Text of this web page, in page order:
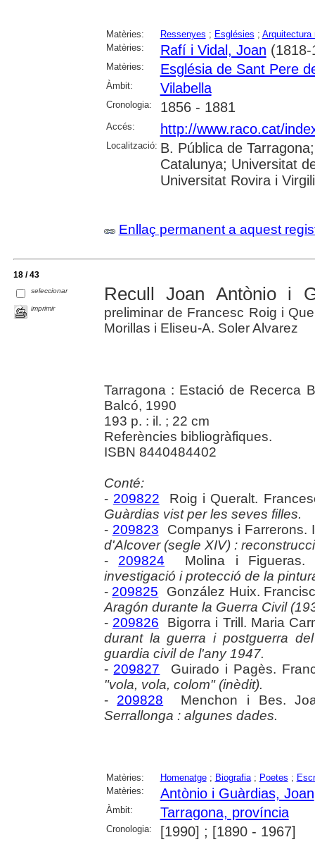
Matèries: Ressenyes ; Esglésies ; Arquitectura
Matèries:
Rafí i Vidal, Joan (1818-
Matèries: Església de Sant Pere
Àmbit: Vilabella
Cronologia: 1856 - 1881
Accés: http://www.raco.cat/
Localització: B. Pública de
Catalunya; Universitat
Universitat Rovira i
Enllaç permanent a aquest
18 / 43
seleccionar
imprimir
Recull Joan Antònio i
preliminar de Francesc Roig i
Morillas i Eliseu-A. Soler Alvarez
Tarragona : Estació de Recerca
Balcó, 1990
193 p. : il. ; 22 cm
Referències bibliogràfiques.
ISBN 8440484402
Conté:
- 209822 Roig i Queralt.
Guàrdias vist per les seves filles.
- 209823 Companys i Farrerons.
d'Alcover (segle XIV) :
- 209824 Molina i Figueras.
investigació i protecció de la
- 209825 González Huix.
Aragón durante la Guerra Civil
- 209826 Bigorra i Trill. Maria
durant la guerra i postguerra
guardia civil de l'any 1947.
- 209827 Guirado i Pagès.
"vola, vola, colom" (inèdit).
- 209828 Menchon i Bes.
Serrallonga : algunes dades.
Matèries: Homenatge; Biografia; Poetes ;
Matèries:
Antònio i Guàrdias, Joan
Àmbit: Tarragona, província
Cronologia: [1990] ; [1890 - 1967]